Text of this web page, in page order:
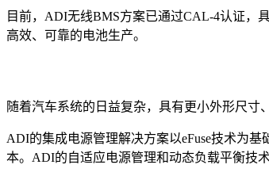
目前，ADI无线BMS方案已通过CAL-4认证，
高效、可靠的电池生产。
随着汽车系统的日益复杂，具有更小外形尺寸
ADI的集成电源管理解决方案以eFuse技术为
本。ADI的自适应电源管理和动态负载平衡技